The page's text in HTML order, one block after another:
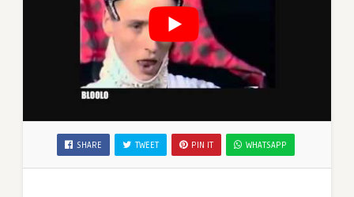
SHARE TWEET PIN IT WHATSAPP